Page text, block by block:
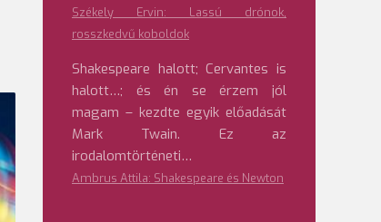
Székely Ervin: Lassú drónok,
rosszkedvű koboldok
Shakespeare halott; Cervantes is
halott…; és én se érzem jól
magam – kezdte egyik előadását
Mark Twain. Ez az
irodalomtörténeti…
Ambrus Attila: Shakespeare és Newton